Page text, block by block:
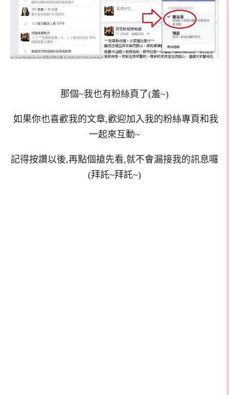
那個~我也有粉絲頁了(羞~)
如果你也喜歡我的文章,歡迎加入我的粉絲專頁和我
一起來互動~
記得按讚以後,再點個搶先看,就不會漏接我的訊息囉
(拜託~拜託~)